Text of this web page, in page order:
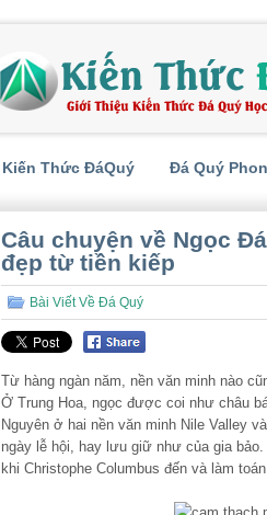
Kiến Thức ĐáQuý Đá Quý
Câu chuyện về Ngọc
đẹp từ tiền kiếp
Bài Viết Về Đá Quý
Từ hàng ngàn năm, nền văn minh nào
Ở Trung Hoa, ngọc được coi như châu
Nguyên ở hai nền văn minh Nile Valley
ngày lễ hội, hay lưu giữ như của gia
khi Christophe Columbus đến và làm